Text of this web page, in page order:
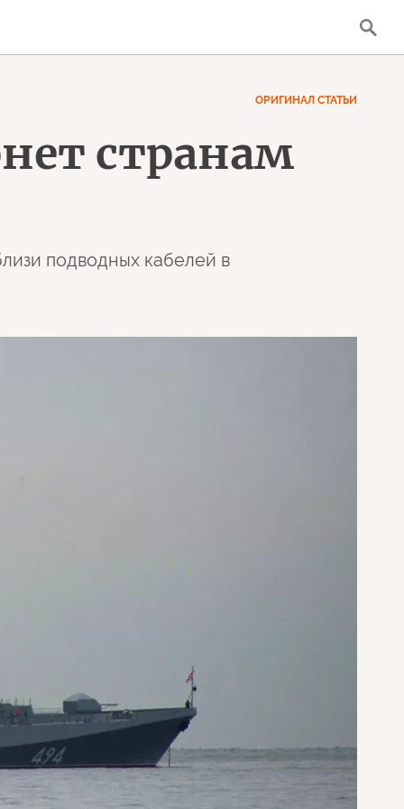
ОРИГИНАЛ СТАТЬИ
странам
подводных кабелей в